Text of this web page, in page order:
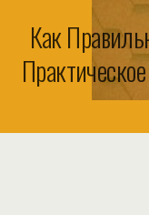
Как